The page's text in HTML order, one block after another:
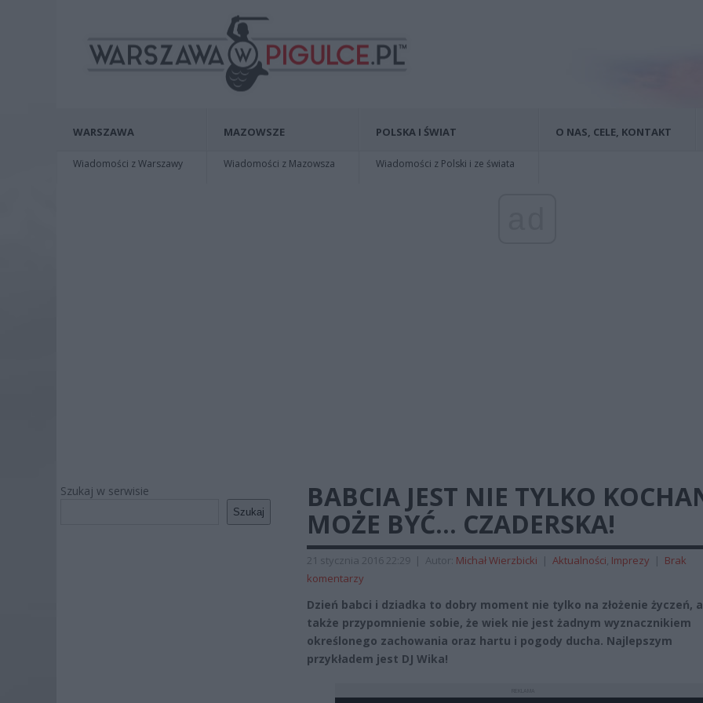
WARSZAWA
Wiadomości z Warszawy
MAZOWSZE
Wiadomości z Mazowsza
POLSKA I ŚWIAT
Wiadomości z Polski i ze świata
O NAS, CELE, KONTAKT
Szukaj w serwisie
Szukaj
BABCIA JEST NIE TYLKO
MOŻE BYĆ… CZADERSKA!
21 stycznia 2016 22:29 | Autor: Michał Wierzbicki | Aktualności Imprezy | Brak
komentarzy
Dzień babci i dziadka to dobry moment nie tylko na złożenie życzeń,
także przypomnienie sobie, że wiek nie jest żadnym wyznacznikiem
określonego zachowania oraz hartu i pogody ducha. Najlepszym
przykładem jest DJ Wika!